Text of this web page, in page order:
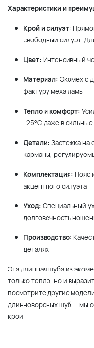
Характеристики и
Крой и силуэт:
свободный силуэт.
Цвет: Интенсивный
Материал: Экомех с
фактуру меха ламы
Тепло и комфорт:
-25°C даже в
Детали: Застежка на
карманы,
Комплектация: Пояс
акцентного силуэта
Уход: Специальный
долговечность
Производство:
деталях
Эта длинная шуба из
только тепло, но и
посмотрите другие
длинноворсных шуб — мы
крои!